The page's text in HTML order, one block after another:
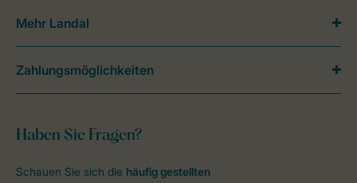
Haben Sie Fragen?
Schauen Sie sich die häufig gestellten
Mehr Landal
Zahlungsmöglichkeiten